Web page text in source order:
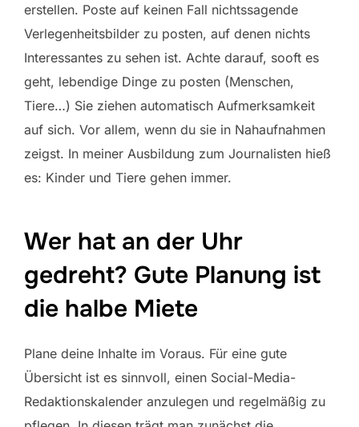
erstellen. Poste auf keinen Fall nichtssagende
Verlegenheitsbilder zu posten, auf denen nichts
Interessantes zu sehen ist. Achte darauf, sooft es
geht, lebendige Dinge zu posten (Menschen,
Tiere…) Sie ziehen automatisch Aufmerksamkeit
auf sich. Vor allem, wenn du sie in Nahaufnahmen
zeigst. In meiner Ausbildung zum Journalisten hieß
es: Kinder und Tiere gehen immer.
Wer hat an der Uhr
gedreht? Gute Planung ist
die halbe Miete
Plane deine Inhalte im Voraus. Für eine gute
Übersicht ist es sinnvoll, einen Social-Media-
Redaktionskalender anzulegen und regelmäßig zu